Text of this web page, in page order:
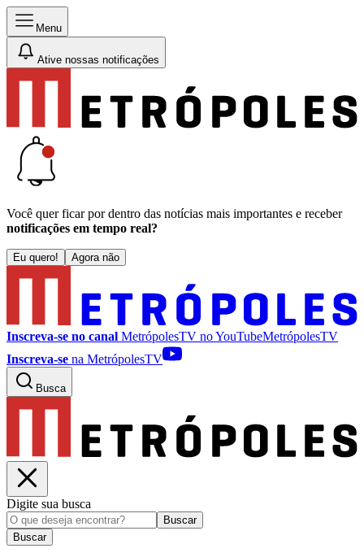
Menu
Ative nossas notificações
Você quer ficar por dentro das notícias mais importantes e receber
notificações em tempo real?
Eu quero! Agora não
Inscreva-se no canal MetrópolesTV noYouTubeMetrópolesTV
Inscreva-se na MetrópolesTV
Busca
Digite sua busca
Buscar
Buscar